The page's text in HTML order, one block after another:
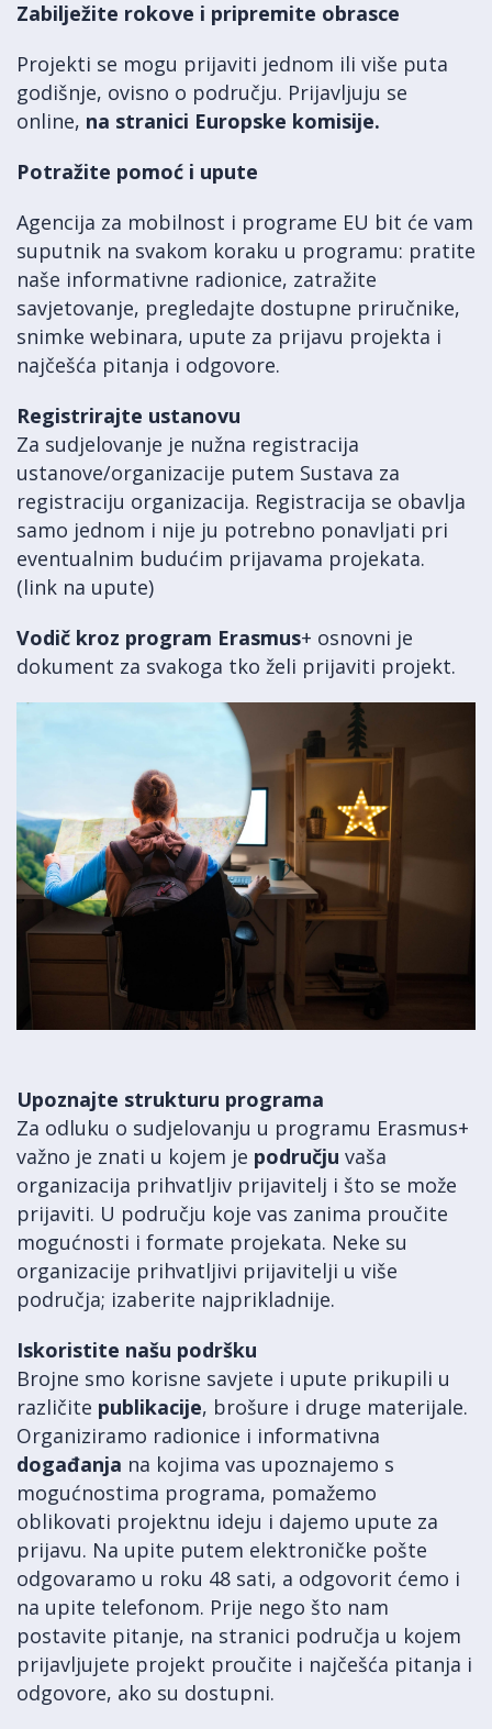
Zabilježite rokove i pripremite obrasce
Projekti se mogu prijaviti jednom ili više puta
godišnje, ovisno o području. Prijavljuju se
online, na stranici Europske komisije.
Potražite pomoć i upute
Agencija za mobilnost i programe EU bit će vam
suputnik na svakom koraku u programu: pratite
naše informativne radionice, zatražite
savjetovanje, pregledajte dostupne priručnike,
snimke webinara, upute za prijavu projekta i
najčešća pitanja i odgovore.
Registrirajte ustanovu
Za sudjelovanje je nužna registracija
ustanove/organizacije putem Sustava za
registraciju organizacija. Registracija se obavlja
samo jednom i nije ju potrebno ponavljati pri
eventualnim budućim prijavama projekata.
(link na upute)
Vodič kroz program Erasmus+ osnovni je
dokument za svakoga tko želi prijaviti projekt.
Upoznajte strukturu programa
Za odluku o sudjelovanju u programu Erasmus+
važno je znati u kojem je području vaša
organizacija prihvatljiv prijavitelj i što se može
prijaviti. U području koje vas zanima proučite
mogućnosti i formate projekata. Neke su
organizacije prihvatljivi prijavitelji u više
područja; izaberite najprikladnije.
Iskoristite našu podršku
Brojne smo korisne savjete i upute prikupili u
različite publikacije, brošure i druge materijale.
Organiziramo radionice i informativna
događanja na kojima vas upoznajemo s
mogućnostima programa, pomažemo
oblikovati projektnu ideju i dajemo upute za
prijavu. Na upite putem elektroničke pošte
odgovaramo u roku 48 sati, a odgovorit ćemo i
na upite telefonom. Prije nego što nam
postavite pitanje, na stranici područja u kojem
prijavljujete projekt proučite i najčešća pitanja i
odgovore, ako su dostupni.